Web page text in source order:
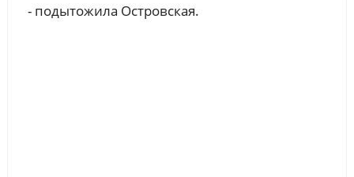
- подытожила Островская.